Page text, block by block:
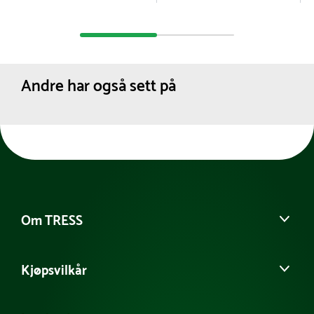
Andre har også sett på
Om TRESS
Vår historie
Kjøpsvilkår